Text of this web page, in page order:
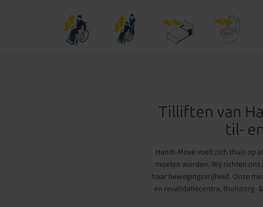
Tilliften van
til-
Handi-Move voelt zich thuis op
moeten worden. Wij richten
haar bewegingsvrijheid. Onze
en revalidatiecentra, thuiszorg-